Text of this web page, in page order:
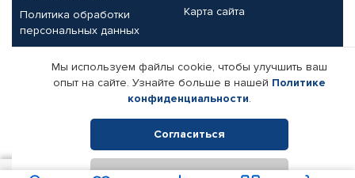
Политика обработки
персональных данных
Карта сайта
Партнерам
Корпоративным клиентам
Поставщикам
Реквизиты компании
Мы используем файлы cookie, чтобы улучшить ваш
опыт на сайте. Узнайте больше в нашей Политике
конфиденциальности.
Согласиться
Отклонить